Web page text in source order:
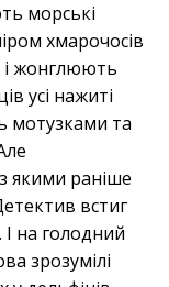
морські
хмарочосів
і жонглюють
усі нажиті
мотузками та
якими раніше
встиг
на голодний
зрозумілі